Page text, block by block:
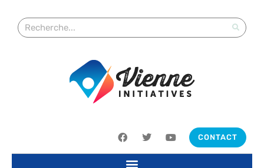
CONTACT